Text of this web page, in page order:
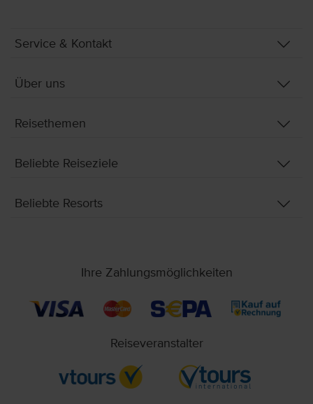
Service & Kontakt
Über uns
Reisethemen
Beliebte Reiseziele
Beliebte Resorts
Ihre Zahlungsmöglichkeiten
Reiseveranstalter